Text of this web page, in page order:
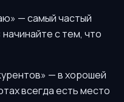
— самый частый
с тем, что
— в хорошей
всегда есть место